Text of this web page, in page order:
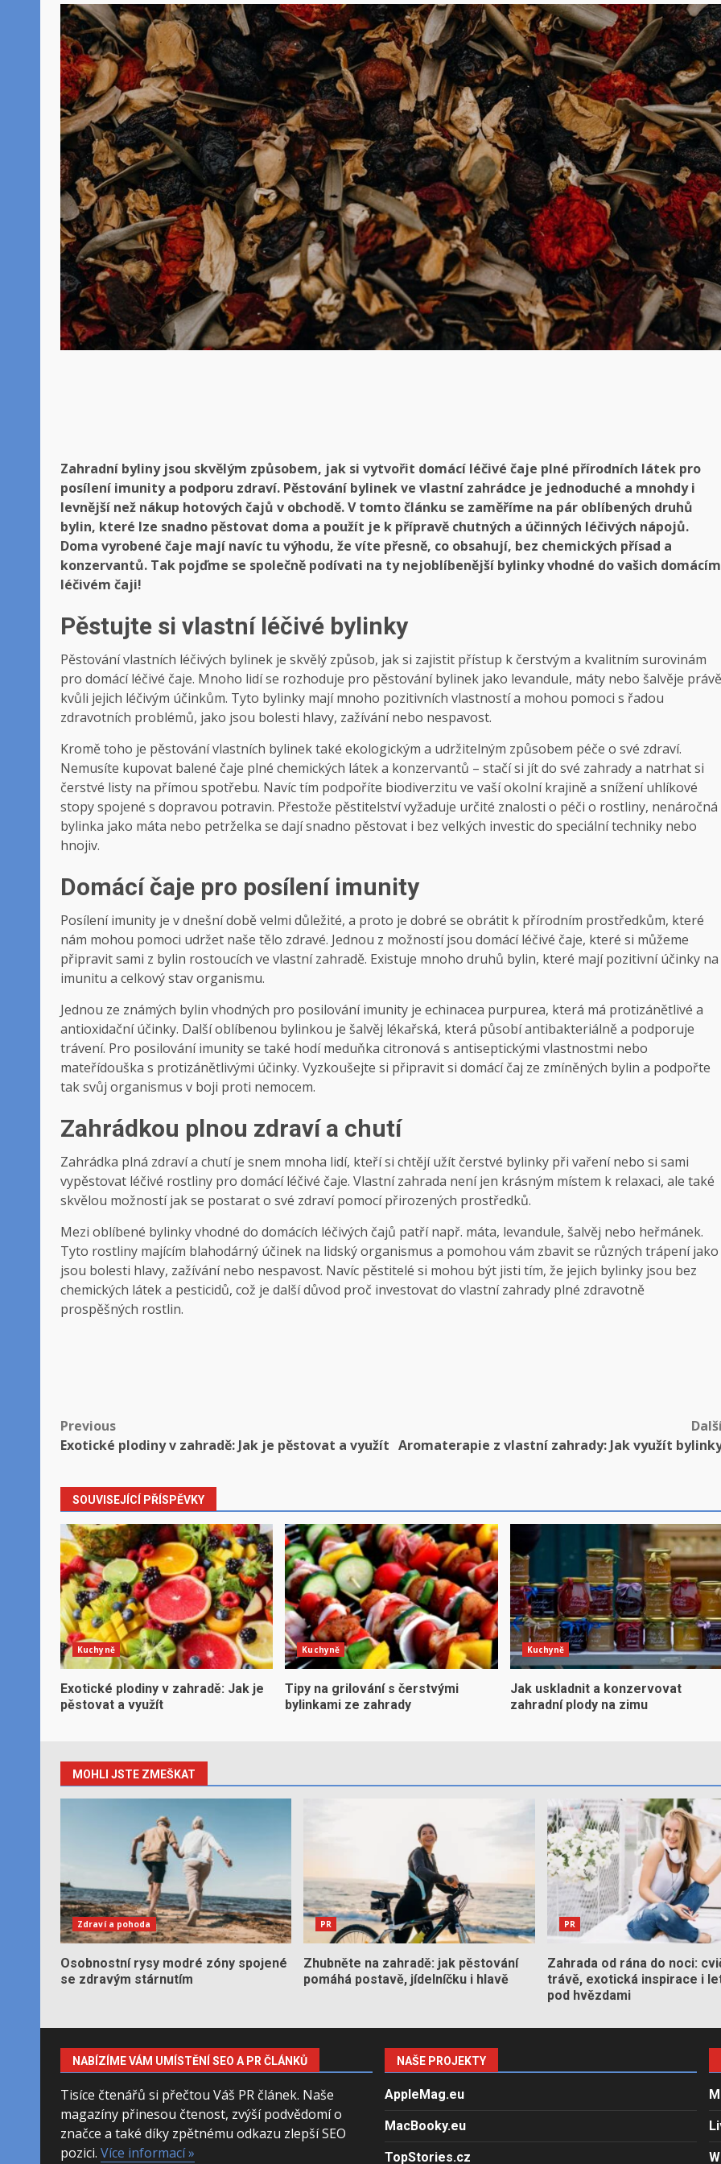
Zahradní byliny jsou skvělým způsobem, jak si vytvořit domácí léčivé čaje plné přírodních látek pro
posílení imunity a podporu zdraví. Pěstování bylinek ve vlastní zahrádce je jednoduché a mnohdy i
levnější než nákup hotových čajů v obchodě. V tomto článku se zaměříme na pár oblíbených druhů
bylin, které lze snadno pěstovat doma a použít je k přípravě chutných a účinných léčivých nápojů.
Doma vyrobené čaje mají navíc tu výhodu, že víte přesně, co obsahují, bez chemických přísad a
konzervantů. Tak pojďme se společně podívati na ty nejoblíbenější bylinky vhodné do vašich domácím
léčivém čaji!
Pěstujte si vlastní léčivé bylinky
Pěstování vlastních léčivých bylinek je skvělý způsob, jak si zajistit přístup k čerstvým a kvalitním surovinám
pro domácí léčivé čaje. Mnoho lidí se rozhoduje pro pěstování bylinek jako levandule, máty nebo šalvěje právě
kvůli jejich léčivým účinkům. Tyto bylinky mají mnoho pozitivních vlastností a mohou pomoci s řadou
zdravotních problémů, jako jsou bolesti hlavy, zažívání nebo nespavost.
Kromě toho je pěstování vlastních bylinek také ekologickým a udržitelným způsobem péče o své zdraví.
Nemusíte kupovat balené čaje plné chemických látek a konzervantů – stačí si jít do své zahrady a natrhat si
čerstvé listy na přímou spotřebu. Navíc tím podpoříte biodiverzitu ve vaší okolní krajině a snížení uhlíkové
stopy spojené s dopravou potravin. Přestože pěstitelství vyžaduje určité znalosti o péči o rostliny, nenáročná
bylinka jako máta nebo petrželka se dají snadno pěstovat i bez velkých investic do speciální techniky nebo
hnojiv.
Domácí čaje pro posílení imunity
Posílení imunity je v dnešní době velmi důležité, a proto je dobré se obrátit k přírodním prostředkům, které
nám mohou pomoci udržet naše tělo zdravé. Jednou z možností jsou domácí léčivé čaje, které si můžeme
připravit sami z bylin rostoucích ve vlastní zahradě. Existuje mnoho druhů bylin, které mají pozitivní účinky na
imunitu a celkový stav organismu.
Jednou ze známých bylin vhodných pro posilování imunity je echinacea purpurea, která má protizánětlivé a
antioxidační účinky. Další oblíbenou bylinkou je šalvěj lékařská, která působí antibakteriálně a podporuje
trávení. Pro posilování imunity se také hodí meduňka citronová s antiseptickými vlastnostmi nebo
mateřídouška s protizánětlivými účinky. Vyzkoušejte si připravit si domácí čaj ze zmíněných bylin a podpořte
tak svůj organismus v boji proti nemocem.
Zahrádkou plnou zdraví a chutí
Zahrádka plná zdraví a chutí je snem mnoha lidí, kteří si chtějí užít čerstvé bylinky při vaření nebo si sami
vypěstovat léčivé rostliny pro domácí léčivé čaje. Vlastní zahrada není jen krásným místem k relaxaci, ale také
skvělou možností jak se postarat o své zdraví pomocí přirozených prostředků.
Mezi oblíbené bylinky vhodné do domácích léčivých čajů patří např. máta, levandule, šalvěj nebo heřmánek.
Tyto rostliny majícím blahodárný účinek na lidský organismus a pomohou vám zbavit se různých trápení jako
jsou bolesti hlavy, zažívání nebo nespavost. Navíc pěstitelé si mohou být jisti tím, že jejich bylinky jsou bez
chemických látek a pesticidů, což je další důvod proč investovat do vlastní zahrady plné zdravotně
prospěšných rostlin.
Post
navigation
Previous
Exotické plodiny v zahradě: Jak je pěstovat a využít Aromaterapie z vlastní zahrady: Jak využít
SOUVISEJÍCÍ PŘÍSPĚVKY
Kuchyně
Exotické plodiny v zahradě: Jak je
pěstovat a využít
Kuchyně
Tipy na grilování s čerstvými
bylinkami ze zahrady
Kuchyně
Jak uskladnit a konzervovat
zahradní plody na zimu
MOHLI JSTE ZMEŠKAT
Zdraví a pohoda
Osobnostní rysy modré zóny spojené
se zdravým stárnutím
PR
Zhubněte na zahradě: jak pěstování
pomáhá postavě, jídelníčku i hlavě
PR
Zahrada od rána do noci:
trávě, exotická inspirace i
pod hvězdami
NABÍZÍME VÁM UMÍSTĚNÍ SEO A PR ČLÁNKŮ
Tisíce čtenářů si přečtou Váš PR článek. Naše
magazíny přinesou čtenost, zvýší podvědomí o
značce a také díky zpětnému odkazu zlepší SEO
pozici. Více informací »
NAŠE PROJEKTY
AppleMag.eu
MacBooky.eu
TopStories.cz